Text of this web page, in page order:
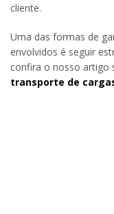
cliente.
Uma das formas de
envolvidos é seguir
confira o nosso artigo
transporte de